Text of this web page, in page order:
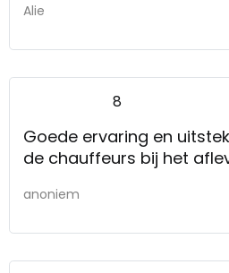
klant mee
Alie
8
Goede ervaring en
de chauffeurs bij het
anoniem